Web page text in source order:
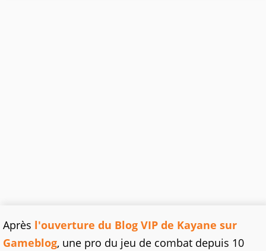
Après l'ouverture du Blog VIP de Kayane sur
Gameblog, une pro du jeu de combat depuis 10